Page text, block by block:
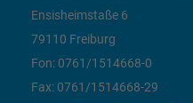
Ensisheimstaße 6
79110 Freiburg
Fon: 0761/1514668-0
Fax: 0761/1514668-29